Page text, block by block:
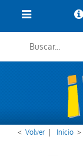
< Volver Inicio >